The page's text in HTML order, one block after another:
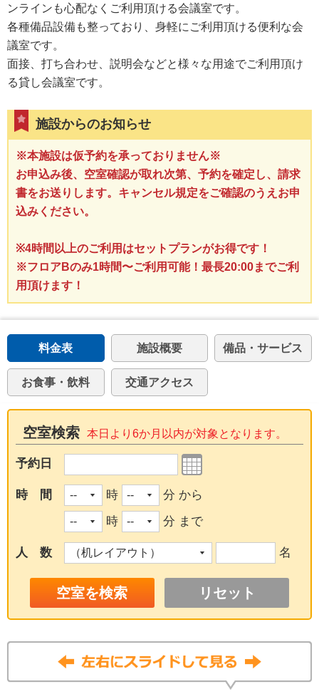
ンラインも心配なくご利用頂ける会議室です。
各種備品設備も整っており、身軽にご利用頂ける便利な会
議室です。
面接、打ち合わせ、説明会などと様々な用途でご利用頂け
る貸し会議室です。
施設からのお知らせ
※本施設は仮予約を承っておりません※
お申込み後、空室確認が取れ次第、予約を確定し、請求
書をお送りします。キャンセル規定をご確認のうえお申
込みください。
※4時間以上のご利用はセットプランがお得です！
※フロアBのみ1時間〜ご利用可能！最長20:00までご利
用頂けます！
料金表 施設概要 備品・サービス
お食事・飲料 交通アクセス
空室検索 本日より6か月以内が対象となります。
予約日
時 間 時
分 から
時
分 まで
人 数 名
リセット